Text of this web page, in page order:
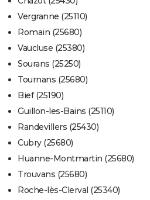
Vergranne (25110)
Romain (25680)
Vaucluse (25380)
Sourans (25250)
Tournans (25680)
Bief (25190)
Guillon-les-Bains (25110)
Randevillers (25430)
Cubry (25680)
Huanne-Montmartin (25680)
Trouvans (25680)
Roche-lès-Clerval (25340)